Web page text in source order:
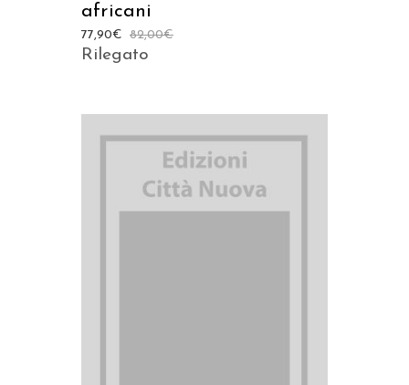
africani
82,00€
77,90€
Rilegato